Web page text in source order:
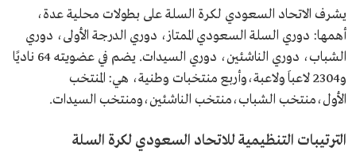
يشرف الاتحاد السعودي لكرة السلة على بطولات محلية عدة،
أهمها: دوري السلة السعودي الممتاز، دوري الدرجة الأولى، دوري
الشباب، دوري الناشئين، دوري السيدات. يضم في عضويته 64 ناديًا
و2304 لاعباَ ولاعبة،وأربع منتخبات وطنية، هي: المنتخب
الأول،منتخب الشباب،منتخب الناشئين،ومنتخب السيدات.
الترتيبات التنظيمية للاتحاد السعودي لكرة السلة